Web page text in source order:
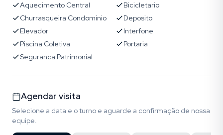
Aquecimento Central
Bicicletario
Churrasqueira Condominio
Deposito
Elevador
Interfone
Piscina Coletiva
Portaria
Seguranca Patrimonial
Agendar visita
Selecione a data e o turno e aguarde a confirmação de nossa
equipe.